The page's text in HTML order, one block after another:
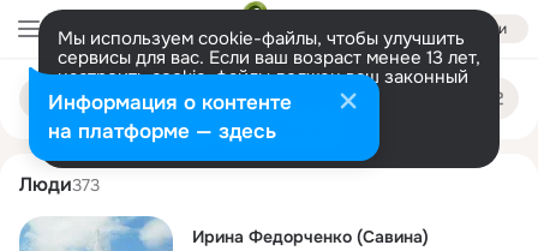
Войти
Мы используем cookie-файлы, чтобы улучшить
сервисы для вас. Если ваш возраст менее 13 лет,
настроить cookie-файлы должен ваш законный
представитель. Больше информации
Разрешить все Настроить
Поиск
людям
irina fedorchenko
Люди373
Ирина Федорченко (Савина)
Информация о контенте
на платформе — здесь